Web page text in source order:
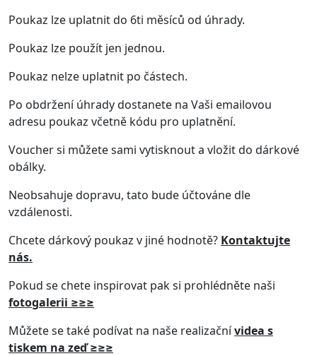
Poukaz lze uplatnit do 6ti měsíců od úhrady.
Poukaz lze použít jen jednou.
Poukaz nelze uplatnit po částech.
Po obdržení úhrady dostanete na Vaši emailovou
adresu poukaz včetně kódu pro uplatnění.
Voucher si můžete sami vytisknout a vložit do dárkové
obálky.
Neobsahuje dopravu, tato bude účtováne dle
vzdálenosti.
Chcete dárkový poukaz v jiné hodnotě? Kontaktujte
nás.
Pokud se chete inspirovat pak si prohlédněte naši
fotogalerii ≥≥≥
Můžete se také podívat na naše realizačnívidea s
tiskem na zeď ≥≥≥